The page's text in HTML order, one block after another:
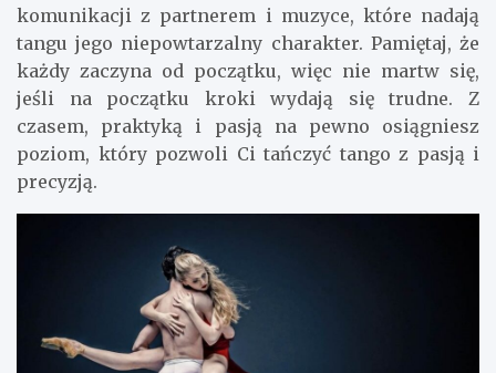
komunikacji z partnerem i muzyce, które nadają
tangu jego niepowtarzalny charakter. Pamiętaj, że
każdy zaczyna od początku, więc nie martw się,
jeśli na początku kroki wydają się trudne. Z
czasem, praktyką i pasją na pewno osiągniesz
poziom, który pozwoli Ci tańczyć tango z pasją i
precyzją.